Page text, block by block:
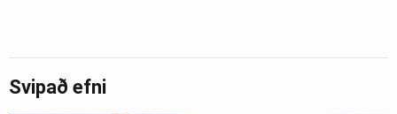
Svipað efni